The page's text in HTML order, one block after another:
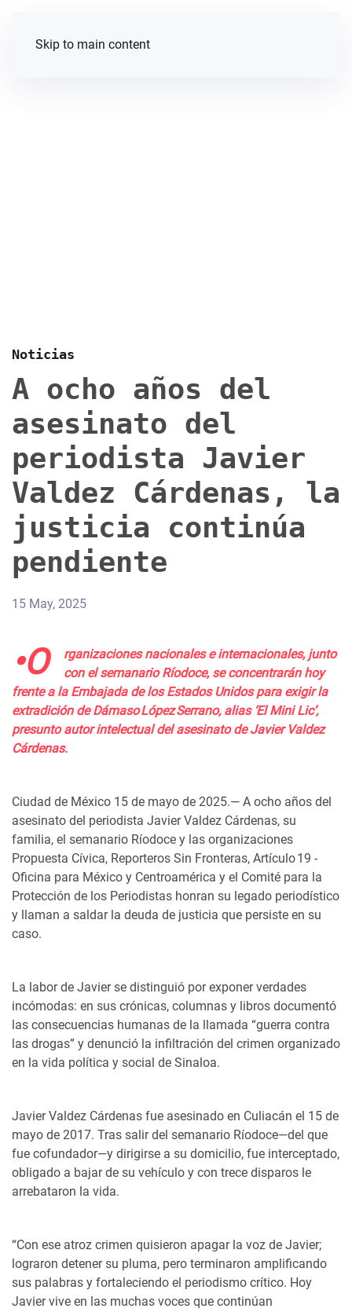
Skip to main content
Noticias
A ocho años del
asesinato del
periodista Javier
Valdez Cárdenas, la
justicia continúa
pendiente
15 May, 2025
•O
rganizaciones nacionales e internacionales, junto
con el semanario Ríodoce, se concentrarán hoy
frente a la Embajada de los Estados Unidos para exigir la
extradición de Dámaso López Serrano, alias ‘El Mini Lic’,
presunto autor intelectual del asesinato de Javier Valdez
Cárdenas.
Ciudad de México 15 de mayo de 2025.— A ocho años del
asesinato del periodista Javier Valdez Cárdenas, su
familia, el semanario Ríodoce y las organizaciones
Propuesta Cívica, Reporteros Sin Fronteras, Artículo 19 -
Oficina para México y Centroamérica y el Comité para la
Protección de los Periodistas honran su legado periodístico
y llaman a saldar la deuda de justicia que persiste en su
caso.
La labor de Javier se distinguió por exponer verdades
incómodas: en sus crónicas, columnas y libros documentó
las consecuencias humanas de la llamada “guerra contra
las drogas” y denunció la infiltración del crimen organizado
en la vida política y social de Sinaloa.
Javier Valdez Cárdenas fue asesinado en Culiacán el 15 de
mayo de 2017. Tras salir del semanario Ríodoce—del que
fue cofundador—y dirigirse a su domicilio, fue interceptado,
obligado a bajar de su vehículo y con trece disparos le
arrebataron la vida.
“Con ese atroz crimen quisieron apagar la voz de Javier;
lograron detener su pluma, pero terminaron amplificando
sus palabras y fortaleciendo el periodismo crítico. Hoy
Javier vive en las muchas voces que continúan